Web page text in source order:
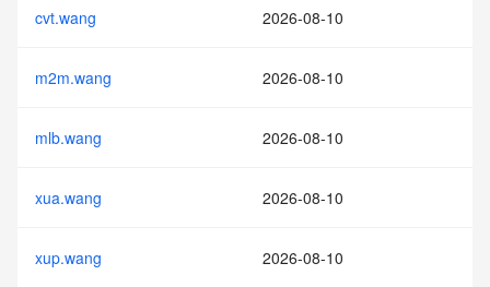
cvt.wang 2026-08-10
m2m.wang 2026-08-10
mlb.wang 2026-08-10
xua.wang 2026-08-10
xup.wang 2026-08-10